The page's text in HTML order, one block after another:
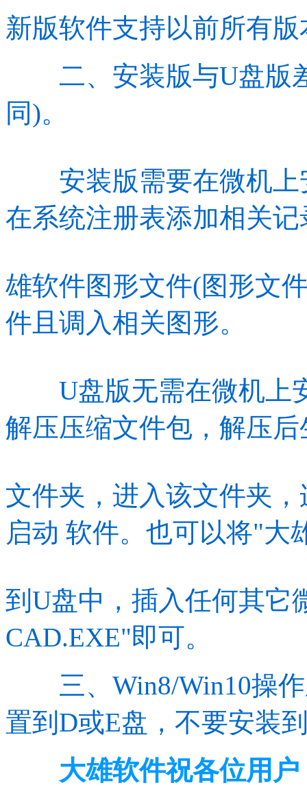
新版软件支持以前所有
二、安装版与U盘版
同)。
安装版需要在微机上
在系统注册表添加相关
雄软件图形文件(图形文
件且调入相关图形。
U盘版无需在微机上
解压压缩文件包，解压
文件夹，进入该文件夹
启动 软件。也可以将"大
到U盘中，插入任何其它
CAD.EXE"即可。
三、Win8/Win10操作
置到D或E盘，不要安装
大雄软件祝各位用